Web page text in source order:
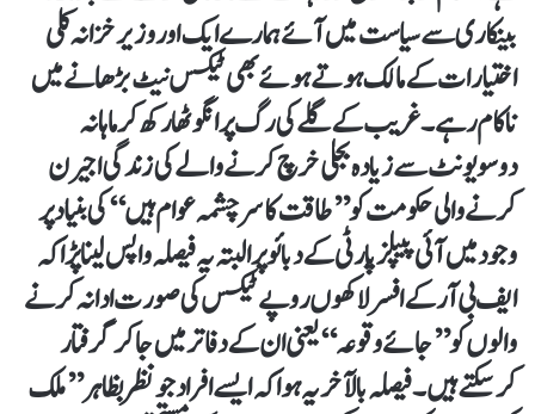
بینکاری سے سیاست میں آئے ہمارے ایک اور وزیر خزانہ کلی
اختیارات کے مالک ہوتے ہوئے بھی ٹیکس نیٹ بڑھانے میں
ناکام رہے۔ غریب کے گلے کی رگ پر انگوٹھا رکھ کر ماہانہ
دوسویونٹ سے زیادہ بجلی خرچ کرنے والے کی زندگی اجیرن
کرنے والی حکومت کو ’’طاقت کا سرچشمہ عوام ہیں‘‘ کی بنیاد پر
وجود میں آئی پیپلز پارٹی کے دبائو پر البتہ یہ فیصلہ واپس لینا پڑا کہ
ایف بی آر کے افسرلاکھوں روپے ٹیکس کی صورت ادا نہ کرنے
والوں کو ’’جائے وقوعہ‘‘ یعنی ان کے دفاتر میں جاکر گرفتار
کرسکتے ہیں۔ فیصلہ بالآخر یہ ہوا کہ ایسے افراد جو نظر بظاہر ’’ملک